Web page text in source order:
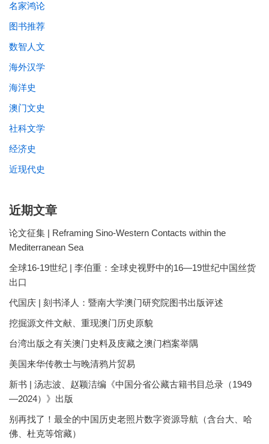
名家鸿论
图书推荐
数智人文
海外汉学
海洋史
澳门文史
社科文学
经济史
近现代史
近期文章
论文征集 | Reframing Sino-Western Contacts within the
Mediterranean Sea
全球16-19世纪 | 李伯重：全球史视野中的16—19世纪中国丝货
出口
代国庆 | 刻书泽人：暨南大学澳门研究院图书出版评述
挖掘源文件文献、重现澳门历史原貌
台湾出版之有关澳门史料及庋藏之澳门档案举隅
美国来华传教士与晚清鸦片贸易
新书 | 汤志波、赵颖洁编《中国分省公藏古籍书目总录（1949
—2024）》出版
别再找了！最全的中国历史老照片数字资源导航（含台大、哈
佛、杜克等馆藏）